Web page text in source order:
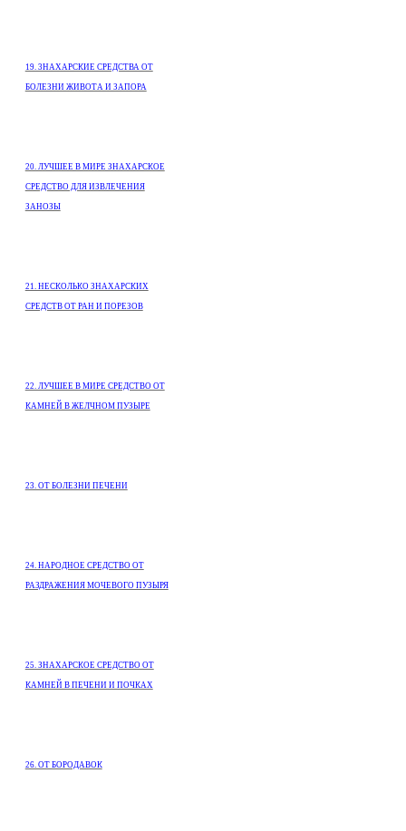
19. 3НАХАРСКИЕ СРЕДСТВА ОТ
БОЛЕЗНИ ЖИВОТА И ЗАПОРА
20. ЛУЧШЕЕ В МИРЕ ЗНАХАРСКОЕ
СРЕДСТВО ДЛЯ ИЗВЛЕЧЕНИЯ
ЗАНОЗЫ
21. НЕСКОЛЬКО ЗНАХАРСКИХ
СРЕДСТВ ОТ РАН И ПОРЕЗОВ
22. ЛУЧШЕЕ В МИРЕ СРЕДСТВО ОТ
КАМНЕЙ В ЖЕЛЧНОМ ПУЗЫРЕ
23. ОТ БОЛЕЗНИ ПЕЧЕНИ
24. НАРОДНОЕ СРЕДСТВО ОТ
РАЗДРАЖЕНИЯ МОЧЕВОГО ПУЗЫРЯ
25. ЗНАХАРСКОЕ СРЕДСТВО ОТ
КАМНЕЙ В ПЕЧЕНИ И ПОЧКАХ
26. ОТ БОРОДАВОК